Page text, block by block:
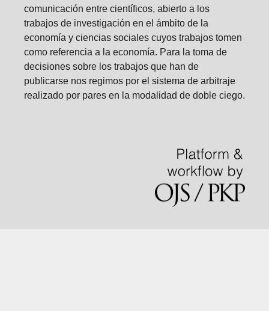
comunicación entre científicos, abierto a los
trabajos de investigación en el ámbito de la
economía y ciencias sociales cuyos trabajos tomen
como referencia a la economía. Para la toma de
decisiones sobre los trabajos que han de
publicarse nos regimos por el sistema de arbitraje
realizado por pares en la modalidad de doble ciego.